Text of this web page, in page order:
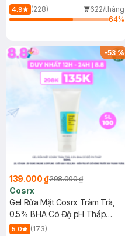
500ml
4.9 (228)
622/tháng
64%
-53%
139.000 ₫298.000 ₫
Cosrx
Gel Rửa Mặt Cosrx Tràm Trà,
0.5% BHA Có Độ pH Thấp
150ml
5.0
(173)